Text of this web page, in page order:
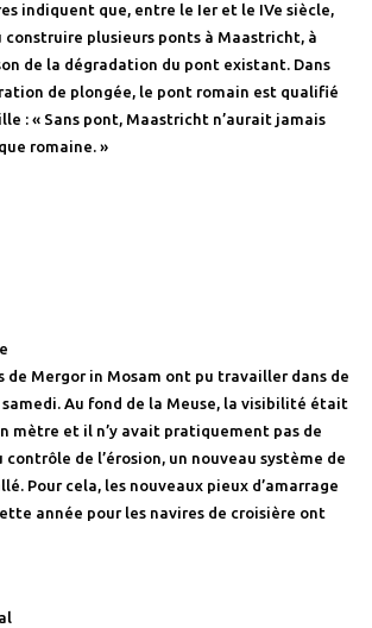
indiquent que, entre le Ier et le IVe siècle,
construire plusieurs ponts à Maastricht, à
de la dégradation du pont existant. Dans
de plongée, le pont romain est qualifié
: « Sans pont, Maastricht n’aurait jamais
romaine. »
de Mergor in Mosam ont pu travailler dans de
Au fond de la Meuse, la visibilité était
mètre et il n’y avait pratiquement pas de
contrôle de l’érosion, un nouveau système de
Pour cela, les nouveaux pieux d’amarrage
année pour les navires de croisière ont